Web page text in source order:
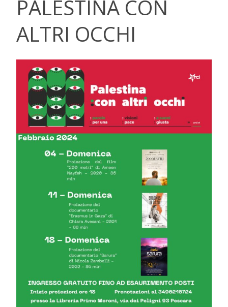
PALESTINA CON
ALTRI OCCHI